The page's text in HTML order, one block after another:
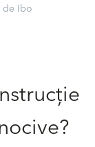
de Ibo